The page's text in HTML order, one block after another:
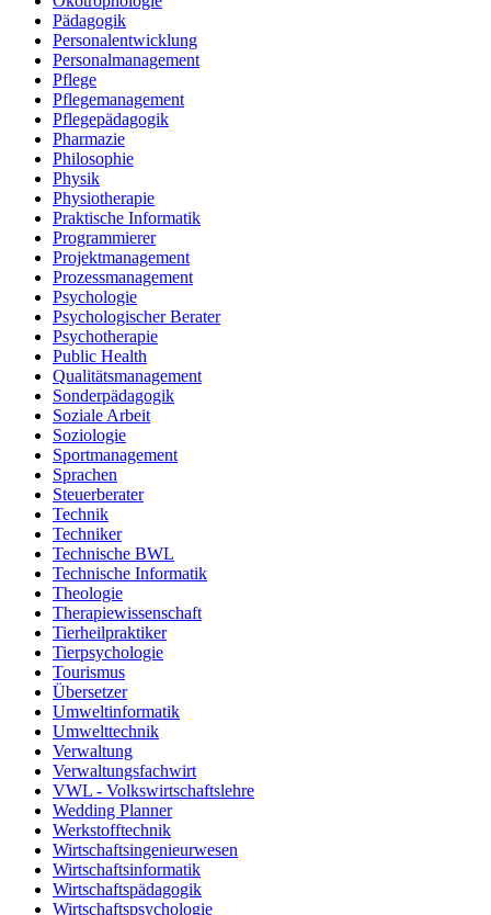
Pädagogik
Personalentwicklung
Personalmanagement
Pflege
Pflegemanagement
Pflegepädagogik
Pharmazie
Philosophie
Physik
Physiotherapie
Praktische Informatik
Programmierer
Projektmanagement
Prozessmanagement
Psychologie
Psychologischer Berater
Psychotherapie
Public Health
Qualitätsmanagement
Sonderpädagogik
Soziale Arbeit
Soziologie
Sportmanagement
Sprachen
Steuerberater
Technik
Techniker
Technische BWL
Technische Informatik
Theologie
Therapiewissenschaft
Tierheilpraktiker
Tierpsychologie
Tourismus
Übersetzer
Umweltinformatik
Umwelttechnik
Verwaltung
Verwaltungsfachwirt
VWL - Volkswirtschaftslehre
Wedding Planner
Werkstofftechnik
Wirtschaftsingenieurwesen
Wirtschaftsinformatik
Wirtschaftspädagogik
Wirtschaftspsychologie